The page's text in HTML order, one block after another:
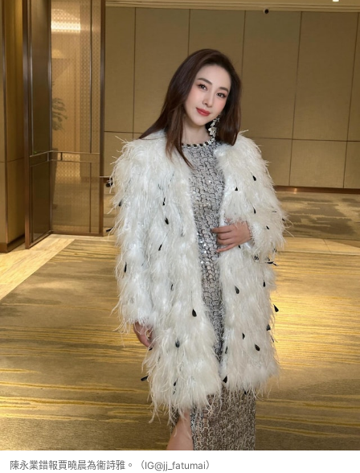
陳永業錯報賈曉晨為衞詩雅。（IG@jj_fatumai）